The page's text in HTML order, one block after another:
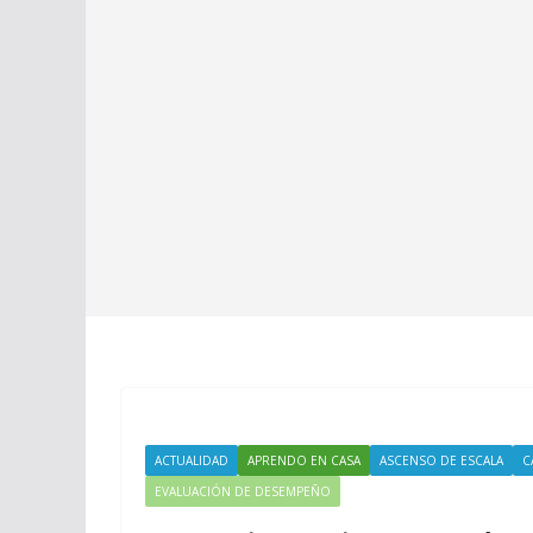
ACTUALIDAD APRENDO EN CASA ASCENSO DE ESCALA
EVALUACIÓN DE DESEMPEÑO